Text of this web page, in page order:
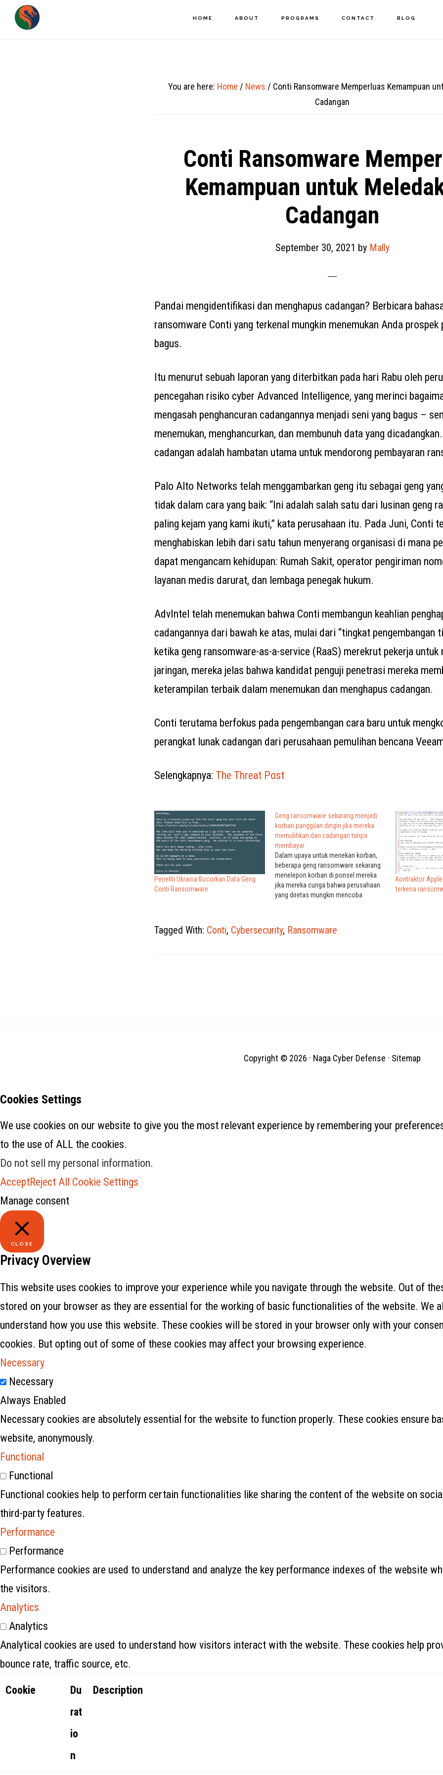
Skip
HOME ABOUT PROGRAMS CONTACT BLOG
You are here: Home / News / Conti Ransomware Memperluas Kemampuan
Cadangan
Conti Ransomware
Kemampuan untuk
Cadangan
September 30, 2021 by Mally
Pandai mengidentifikasi dan menghapus cadangan? Berbicara
ransomware Conti yang terkenal mungkin menemukan Anda prospek
bagus.
Itu menurut sebuah laporan yang diterbitkan pada hari Rabu oleh
pencegahan risiko cyber Advanced Intelligence, yang merinci
mengasah penghancuran cadangannya menjadi seni yang bagus –
menemukan, menghancurkan, dan membunuh data yang
cadangan adalah hambatan utama untuk mendorong pembayaran
Palo Alto Networks telah menggambarkan geng itu sebagai geng
tidak dalam cara yang baik: “Ini adalah salah satu dari lusinan geng
paling kejam yang kami ikuti,” kata perusahaan itu. Pada Juni, Conti
menghabiskan lebih dari satu tahun menyerang organisasi di mana
dapat mengancam kehidupan: Rumah Sakit, operator pengiriman
layanan medis darurat, dan lembaga penegak hukum.
AdvIntel telah menemukan bahwa Conti membangun keahlian
cadangannya dari bawah ke atas, mulai dari “tingkat pengembangan
ketika geng ransomware-as-a-service (RaaS) merekrut pekerja untuk
jaringan, mereka jelas bahwa kandidat penguji penetrasi mereka
keterampilan terbaik dalam menemukan dan menghapus cadangan.
Conti terutama berfokus pada pengembangan cara baru untuk
perangkat lunak cadangan dari perusahaan pemulihan bencana
Selengkapnya: The Threat Post
Peneliti Ukraina Bocorkan Data Geng
Conti Ransomware
Geng ransomware sekarang menjadi
korban panggilan dingin jika mereka
memulihkan dari cadangan tanpa
membayar
Dalam upaya untuk menekan korban,
beberapa geng ransomware sekarang
menelepon korban di ponsel mereka
jika mereka curiga bahwa perusahaan
yang diretas mungkin mencoba
tebusan. Kelompok ransomware yang
telah terlihat memanggil korban di
Kontraktor
terkena
Tagged With: Conti, Cybersecurity, Ransomware
Copyright © 2026 · Naga Cyber Defense · Sitemap
Cookies Settings
We use cookies on our website to give you the most relevant experience by remembering your
to the use of ALL the cookies.
Do not sell my personal information.
AcceptReject All Cookie Settings
Manage consent
CLOSE
Privacy Overview
This website uses cookies to improve your experience while you navigate through the website. Out of
stored on your browser as they are essential for the working of basic functionalities of the website. We
understand how you use this website. These cookies will be stored in your browser only with your
cookies. But opting out of some of these cookies may affect your browsing experience.
Necessary
Necessary
Always Enabled
Necessary cookies are absolutely essential for the website to function properly. These cookies ensure
website, anonymously.
Functional
Functional
Functional cookies help to perform certain functionalities like sharing the content of the website on
third-party features.
Performance
Performance
Performance cookies are used to understand and analyze the key performance indexes of the website
the visitors.
Analytics
Analytics
Analytical cookies are used to understand how visitors interact with the website. These cookies help
bounce rate, traffic source, etc.
Cookie
Du
rat
io
n
Description